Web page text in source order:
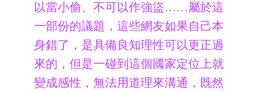
以當小偷、不可以作強盜……屬於這
一部份的議題，這些網友如果自己本
身錯了，是具備良知理性可以更正過
來的，但是一碰到這個國家定位上就
變成感性，無法用道理來溝通，既然